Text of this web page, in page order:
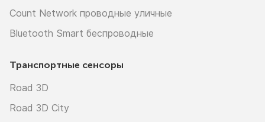
Count Network проводные уличные
Bluetooth Smart беспроводные
Транспортные сенсоры
Road 3D
Road 3D City